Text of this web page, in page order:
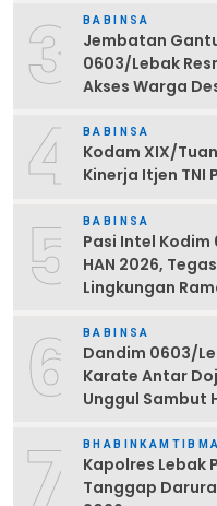
3 BABINSA
Jembatan
0603/Lebak
Akses Warga
4 BABINSA
Kodam XIX/
Kinerja Itjen TNI
5 BABINSA
Pasi Intel
HAN 2026,
Lingkungan
6 BABINSA
Dandim 0603/
Karate Antar
Unggul Sambut
7
Kapolres Lebak
Tanggap